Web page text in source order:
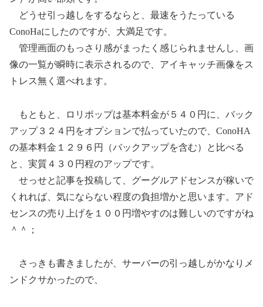
どうせ引っ越しをするならと、最速をうたっている
ConoHaにしたのですが、大満足です。
管理画面のもっさり感がまったく感じられませんし、画
像の一覧が瞬時に表示されるので、アイキャッチ画像をス
トレス無く選べれます。
もともと、ロリポップは基本料金が５４０円に、バック
アップ３２４円をオプションで払っていたので、ConoHA
の基本料金１２９６円（バックアップを含む）と比べる
と、実質４３０円程のアップです。
せっせと記事を投稿して、グーグルアドセンスが稼いで
くれれば、気にならない程度の負担増かと思います。アド
センスの売り上げを１００円増やすのは難しいのですがね
＾＾；
さっきも書きましたが、サーバーの引っ越しがかなりメ
ンドクサかったので、